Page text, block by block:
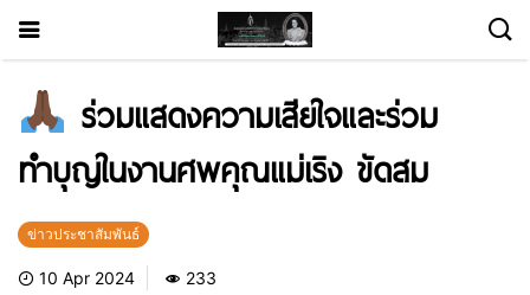
ร่วมแสดงความเสียใจและร่วม
ทำบุญในงานศพคุณแม่เริง ขัดสม
ข่าวประชาสัมพันธ์
10 Apr 2024 233